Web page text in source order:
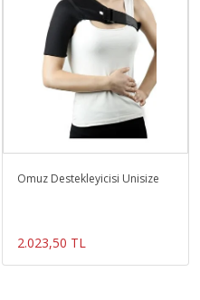
Omuz Destekleyicisi Unisize
2.023,50 TL